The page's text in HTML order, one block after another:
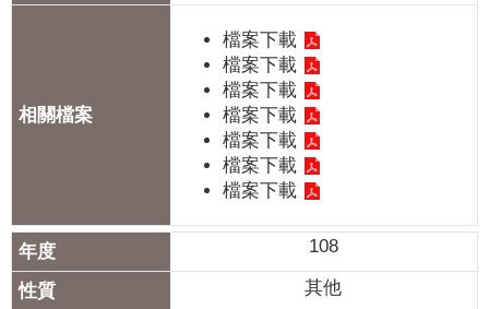
檔案下載
檔案下載
檔案下載
檔案下載
檔案下載
檔案下載
檔案下載
108
其他